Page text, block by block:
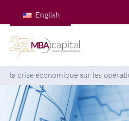
English
Accueil
la crise économique sur les